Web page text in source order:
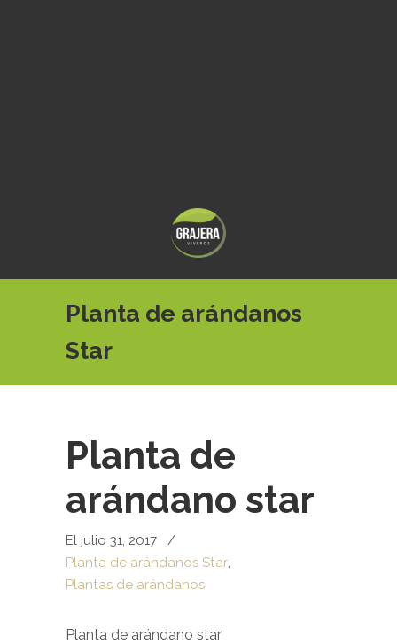
Planta de arándanos
Star
Planta de
arándano star
El julio 31, 2017
/
Planta de arándanos Star,
Plantas de arándanos
Planta de arándano star